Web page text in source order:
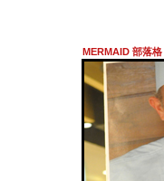
MERMAID 部落格